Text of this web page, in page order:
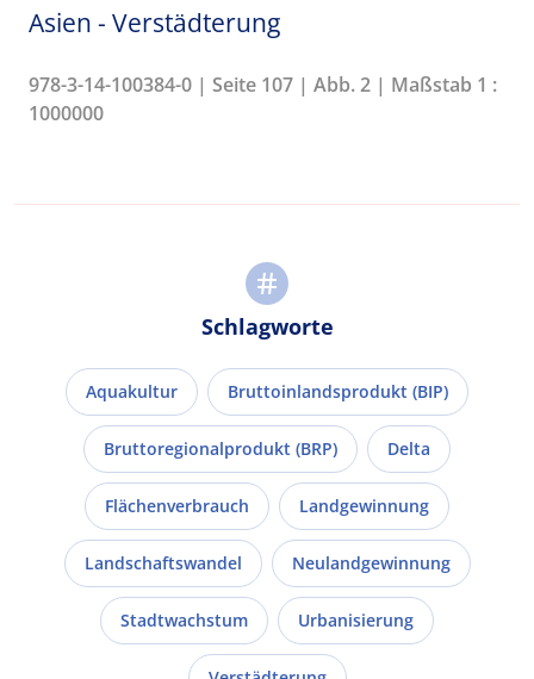
Asien - Verstädterung
978-3-14-100384-0 | Seite 107 | Abb. 2 | Maßstab 1 :
1000000
Schlagworte
Aquakultur Bruttoinlandsprodukt (BIP)
Bruttoregionalprodukt (BRP) Delta
Flächenverbrauch Landgewinnung
Landschaftswandel Neulandgewinnung
Stadtwachstum Urbanisierung